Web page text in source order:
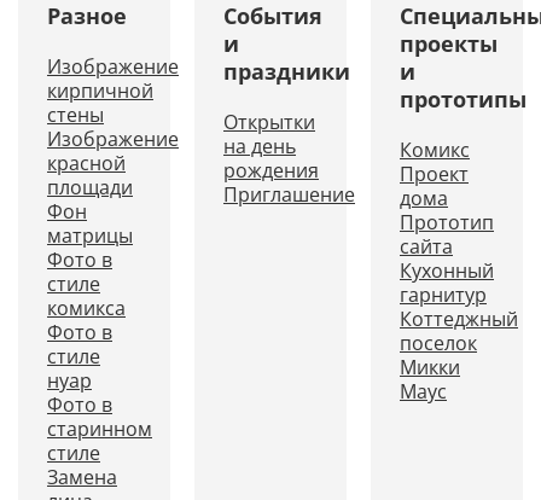
Разное
Изображение
кирпичной
стены
Изображение
красной
площади
Фон
матрицы
Фото в
стиле
комикса
Фото в
стиле
нуар
Фото в
старинном
стиле
Замена
События
и
праздники
Открытки
на день
рождения
Приглашение
проекты
и
прототипы
Комикс
Проект
дома
Прототип
сайта
Кухонный
гарнитур
Коттеджный
поселок
Микки
Маус